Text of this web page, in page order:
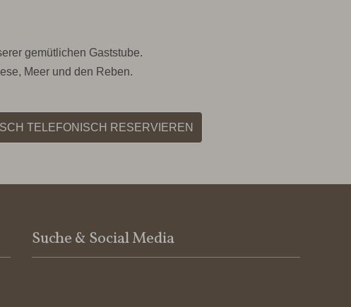
gemütlichen Gaststube.
Meer und den Reben.
TELEFONISCH RESERVIEREN
Suche & Social Media